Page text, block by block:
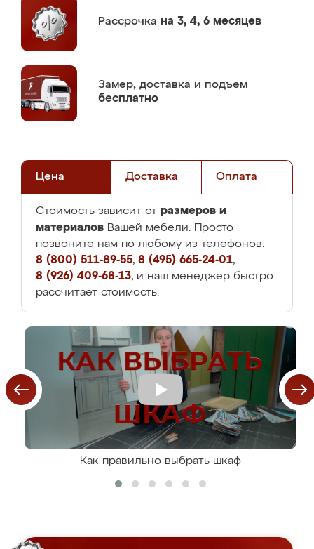
Рассрочка на 3, 4, 6 месяцев
Замер, доставка и подъем
бесплатно
Цена Доставка Оплата
Стоимость зависит от размеров и
материалов Вашей мебели. Просто
позвоните нам по любому из телефонов:
8 (800) 511-89-55, 8 (495) 665-24-01,
8 (926) 409-68-13, и наш менеджер быстро
рассчитает стоимость.
Как правильно выбрать шкаф